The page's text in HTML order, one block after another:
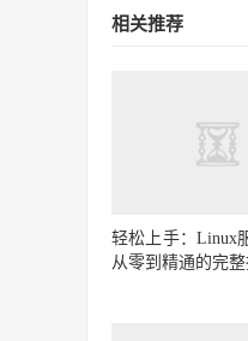
相关推荐
轻松上手：Linux
从零到精通的完